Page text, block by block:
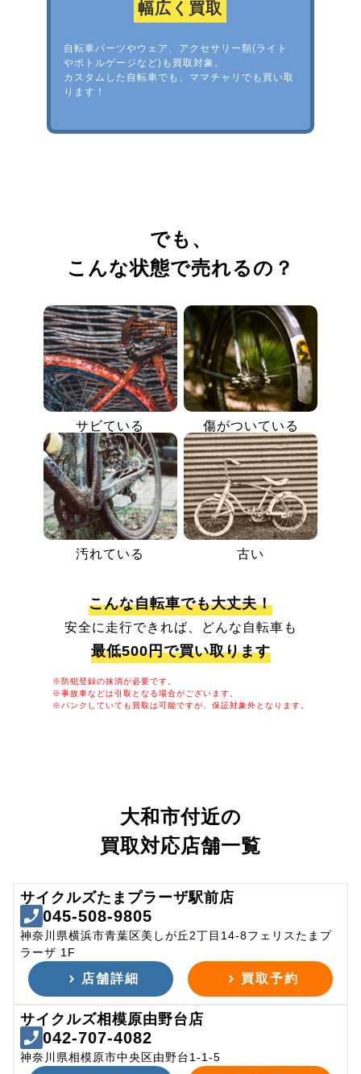
幅広く買取
自転車パーツやウェア、アクセサリー類(ライト
やボトルゲージなど)も買取対象。
カスタムした自転車でも、ママチャリでも買い取
ります！
でも、
こんな状態で売れるの？
サビている 傷がついている
汚れている 古い
こんな自転車でも大丈夫！
安全に走行できれば、どんな自転車も
最低500円で買い取ります
※防犯登録の抹消が必要です。
※事故車などは引取となる場合がございます。
※パンクしていても買取は可能ですが、保証対象外となります。
大和市付近の
買取対応店舗一覧
サイクルズたまプラーザ駅前店
045-508-9805
神奈川県横浜市青葉区美しが丘2丁目14-8フェリスたまプ
ラーザ 1F
店舗詳細 買取予約
サイクルズ相模原由野台店
042-707-4082
神奈川県相模原市中央区由野台1-1-5